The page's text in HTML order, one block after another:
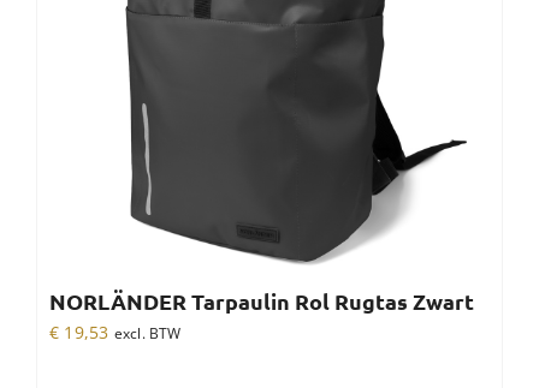
NORLÄNDER Tarpaulin Rol Rugtas Zwart
€ 19,53 excl. BTW